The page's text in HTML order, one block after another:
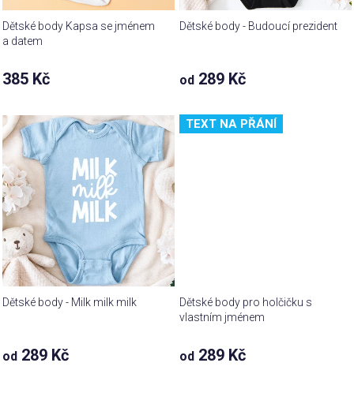
Dětské body Kapsa se jménem
a datem
385 Kč
Dětské body - Budoucí prezident
od 289 Kč
Dětské body - Milk milk milk
od 289 Kč
TEXT NA PŘÁNÍ
Dětské body pro holčičku s
vlastním jménem
od 289 Kč